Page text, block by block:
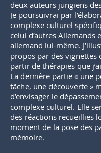
deux auteurs jungiens
Je poursuivrai par
complexe culturel
celui d’autres Allemands
allemand lui-même.
propos par des vignettes
partir de thérapies que
La dernière partie « une
tâche, une découverte »
d’envisager le
complexe culturel. Elle
des réactions recueillies
moment de la pose des
mémoire.